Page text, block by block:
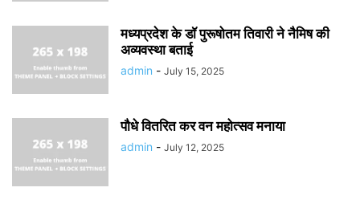
मध्यप्रदेश के डॉ पुरूषोतम तिवारी ने नैमिष की
अव्यवस्था बताई
admin - July 15, 2025
पौधे वितरित कर वन महोत्सव मनाया
admin - July 12, 2025